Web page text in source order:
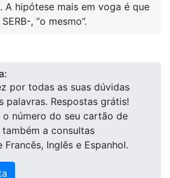
A hipótese mais em voga é que
, “o mesmo”.
por todas as suas dúvidas
palavras. Respostas grátis!
número do seu cartão de
a consultas
Inglês e Espanhol.